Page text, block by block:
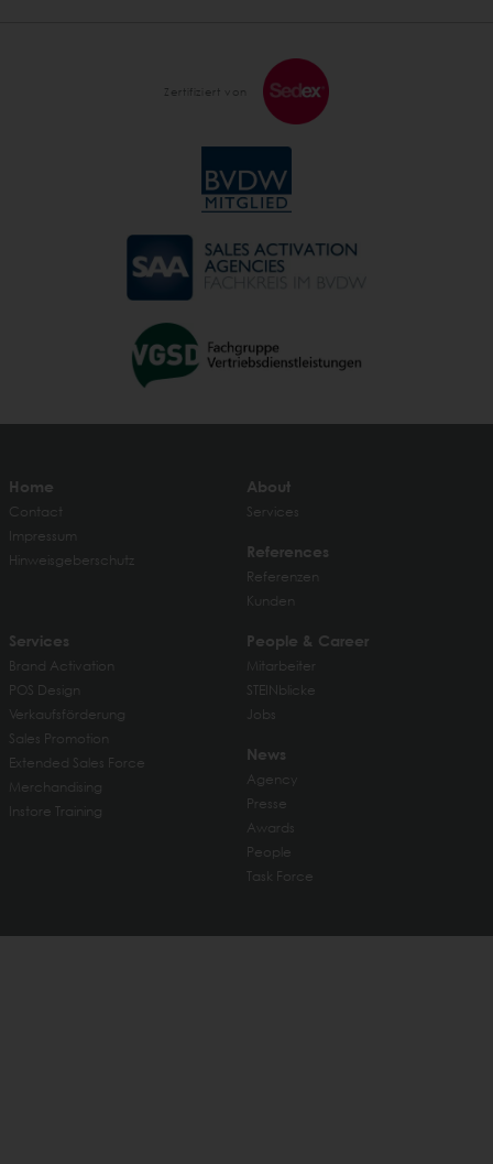
Zertifiziert von
Home
Contact
Impressum
Hinweisgeberschutz
About
Services
References
Referenzen
Kunden
Services
Brand Activation
POS Design
Verkaufsförderung
Sales Promotion
Extended Sales Force
Merchandising
Instore Training
People & Career
Mitarbeiter
STEINblicke
Jobs
News
Agency
Presse
Awards
People
Task Force